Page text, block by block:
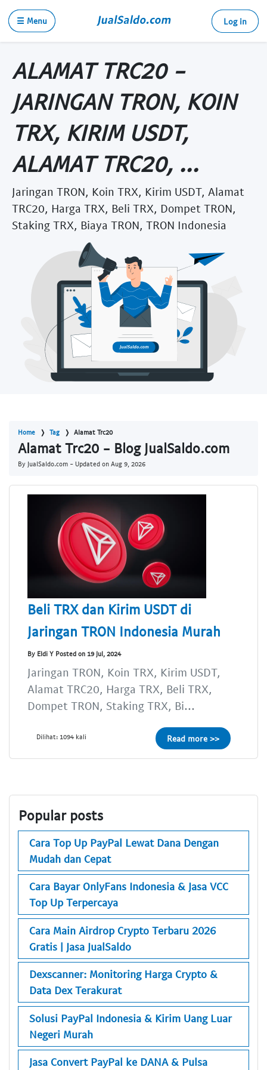
☰ Menu Log in
ALAMAT TRC20 -
JARINGAN TRON, KOIN
TRX, KIRIM USDT,
ALAMAT TRC20, ...
Jaringan TRON, Koin TRX, Kirim USDT, Alamat
TRC20, Harga TRX, Beli TRX, Dompet TRON,
Staking TRX, Biaya TRON, TRON Indonesia
Home Tag Alamat Trc20
Alamat Trc20 - Blog JualSaldo.com
By JualSaldo.com - Updated on Aug 9, 2026
Beli TRX dan Kirim USDT di
Jaringan TRON Indonesia Murah
By Eldi Y Posted on 19 Jul, 2024
Jaringan TRON, Koin TRX, Kirim USDT,
Alamat TRC20, Harga TRX, Beli TRX,
Dompet TRON, Staking TRX, Bi...
Dilihat: 1094 kali Read more >>
Popular posts
Cara Top Up PayPal Lewat Dana Dengan
Mudah dan Cepat
Cara Bayar OnlyFans Indonesia & Jasa VCC
Top Up Terpercaya
Cara Main Airdrop Crypto Terbaru 2026
Gratis | Jasa JualSaldo
Dexscanner: Monitoring Harga Crypto &
Data Dex Terakurat
Solusi PayPal Indonesia & Kirim Uang Luar
Negeri Murah
Jasa Convert PayPal ke DANA & Pulsa